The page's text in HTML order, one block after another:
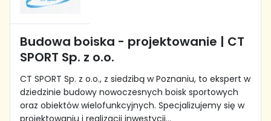
Budowa boiska - projektowanie | CT
SPORT Sp. z o.o.
CT SPORT Sp. z o.o., z siedzibą w Poznaniu, to ekspert w
dziedzinie budowy nowoczesnych boisk sportowych
oraz obiektów wielofunkcyjnych. Specjalizujemy się w
projektowaniu i realizacji inwestycji...